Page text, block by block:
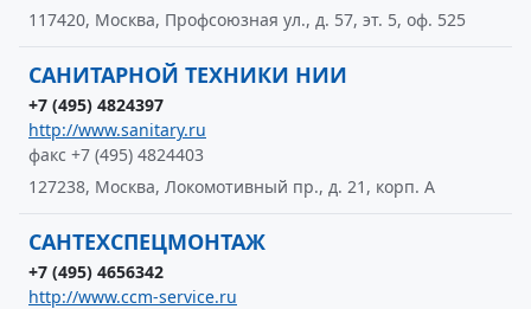
117420, Москва, Профсоюзная ул., д. 57, эт. 5, оф. 525
САНИТАРНОЙ ТЕХНИКИ НИИ
+7 (495) 4824397
http://www.sanitary.ru
факс +7 (495) 4824403
127238, Москва, Локомотивный пр., д. 21, корп. А
САНТЕХСПЕЦМОНТАЖ
+7 (495) 4656342
http://www.ccm-service.ru